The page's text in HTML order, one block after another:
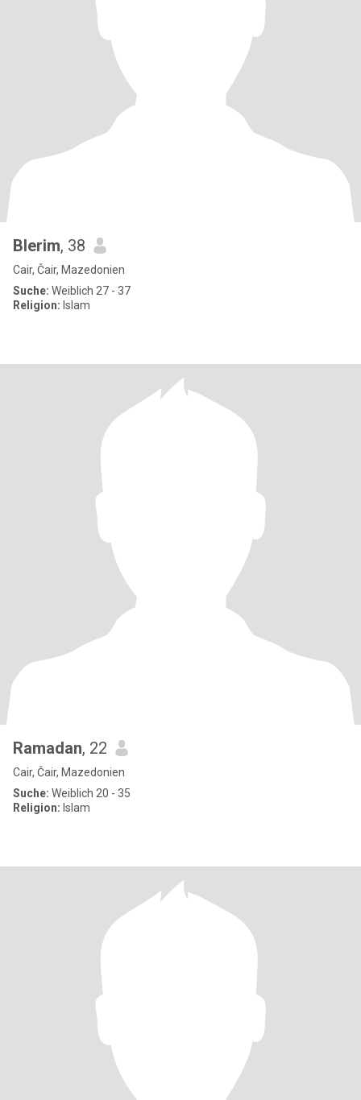
Blerim, 38
Cair, Čair, Mazedonien
Suche: Weiblich 27 - 37
Religion: Islam
Ramadan, 22
Cair, Čair, Mazedonien
Suche: Weiblich 20 - 35
Religion: Islam